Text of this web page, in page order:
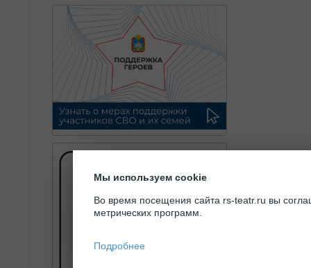
Мы используем cookie
Во время посещения сайта rs-teatr.ru вы
метрических программ.
Подробнее